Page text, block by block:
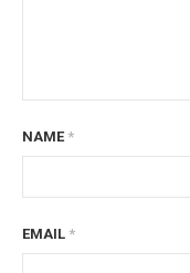
NAME *
EMAIL *